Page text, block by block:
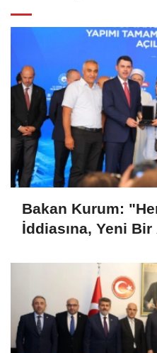
Bakan Kurum:
İddiasına, Yeni